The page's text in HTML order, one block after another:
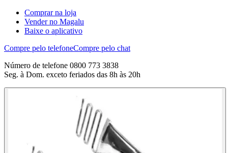
Comprar na loja
Vender no Magalu
Baixe o aplicativo
Compre pelo telefoneCompre pelo chat
Número de telefone 0800 773 3838
Seg. à Dom. exceto feriados das 8h às 20h